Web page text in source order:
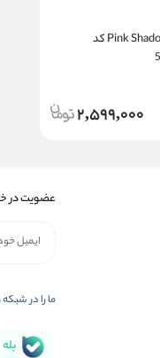
عطر زنانه مدل Pink Shadow کد
2,599,000
عضویت در
ما را در
بله